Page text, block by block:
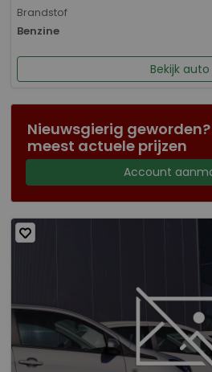
Brandstof
Benzine
Bekijk auto
Nieuwsgierig
meest actuele prijzen
Account